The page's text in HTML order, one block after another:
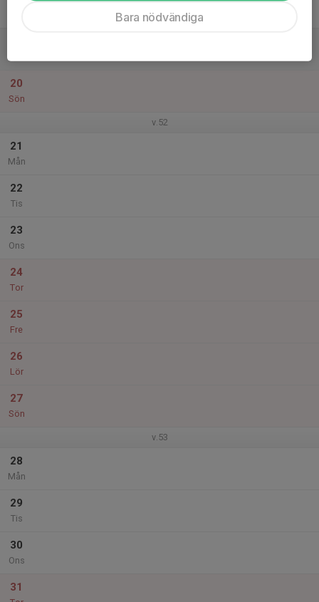
20
Sön
v.52
21
Mån
22
Tis
23
Ons
24
Tor
25
Fre
26
Lör
27
Sön
v.53
28
Mån
29
Tis
30
Ons
31
Bara nödvändiga